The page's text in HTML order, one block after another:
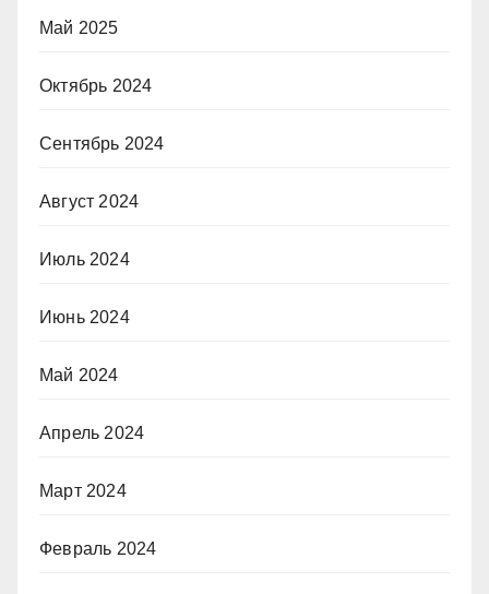
Май 2025
Октябрь 2024
Сентябрь 2024
Август 2024
Июль 2024
Июнь 2024
Май 2024
Апрель 2024
Март 2024
Февраль 2024